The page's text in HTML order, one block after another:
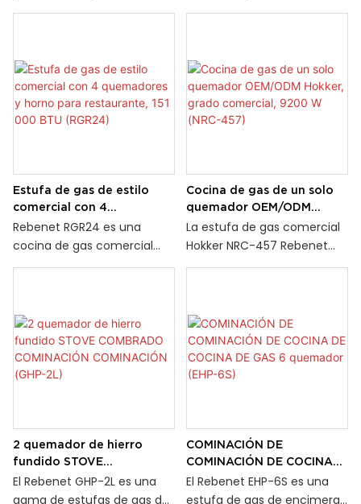
compuesta por seis fuegos.
independiente. En la parte
inferior de la estufa hay un
horno a gas con una
capacidad de 31.000 BTU/h.
quemadores de alta
Equipado con seis
quemadores redondos
duraderos de hierro fundido,
cada uno de los cuales
Construido con acero
inoxidable de alta calidad, el
GHP-6 ofrece durabilidad y
rendimiento excepcionales,
lo que lo convierte en la
elección perfecta para
garantiza una cocción
confiable y consistente para
operaciones de gran
volumen.
Estufa de gas de estilo
comercial con 4
quemadores y horno para
restaurante, 151 000 BTU
Rebenet RGR24 es una
cocina de gas comercial
con 4 quemadores. La
vendidos de Rebenet. Esta
unidad cuenta con 4
quemadores abiertos, cada
quemador aumenta 30,00
Cocina de gas de un solo
quemador OEM/ODM
Hokker, grado comercial,
9200 W (NRC-457)
La estufa de gas comercial
Hokker NRC-457 Rebenet
está diseñada para cocinas
de corona de alta eficiencia
y múltiples orificios de llama
para una distribución
uniforme del calor y un
una robusta estructura de
acero inoxidable, que
incluye un soporte de
quemador reforzado, ofrece
2 quemador de hierro
fundido STOVE
COMBRADO COMINACIÓN
COMINACIÓN (GHP-2L)
El Rebenet GHP-2L es una
gama de estufas de gas de
COMINACIÓN DE
COMINACIÓN DE COCINA
DE COCINA DE GAS 6
quemador (EHP-6S)
El Rebenet EHP-6S es una
estufa de gas de encimera